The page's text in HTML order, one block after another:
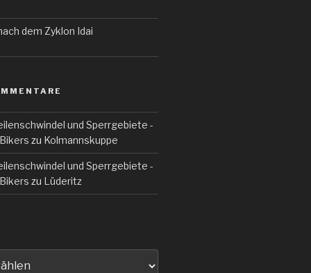
dem Zyklon Idai
und Sperrgebiete -
zu Kolmannskuppe
und Sperrgebiete -
zu Lüderitz